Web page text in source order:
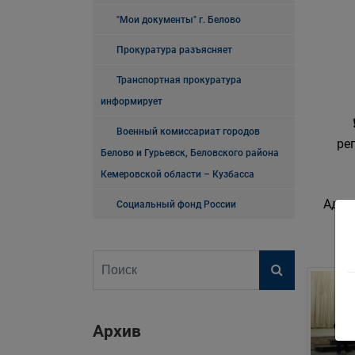
"Мои документы" г. Белово
Прокуратура разъясняет
Транспортная прокуратура
информирует
Военный комиссариат городов
Белово и Гурьевск, Беловского района
Кемеровской области – Кузбасса
Социальный фонд России
Архив